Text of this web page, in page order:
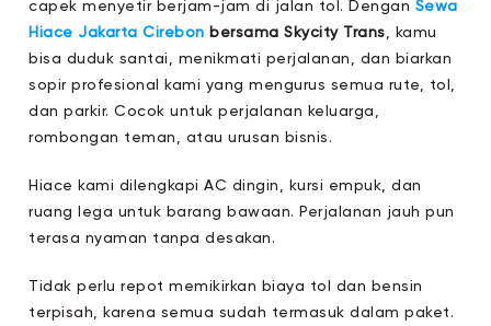
capek menyetir berjam-jam di jalan tol. Dengan Sewa
Hiace Jakarta Cirebon bersama Skycity Trans, kamu
bisa duduk santai, menikmati perjalanan, dan biarkan
sopir profesional kami yang mengurus semua rute, tol,
dan parkir. Cocok untuk perjalanan keluarga,
rombongan teman, atau urusan bisnis.
Hiace kami dilengkapi AC dingin, kursi empuk, dan
ruang lega untuk barang bawaan. Perjalanan jauh pun
terasa nyaman tanpa desakan.
Tidak perlu repot memikirkan biaya tol dan bensin
terpisah, karena semua sudah termasuk dalam paket.